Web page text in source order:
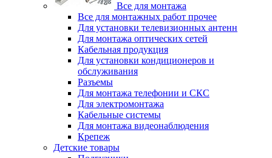
Все для монтажа
Все для монтажных работ прочее
Для установки телевизионных антенн
Для монтажа оптических сетей
Кабельная продукция
Для установки кондиционеров и
обслуживания
Разъемы
Для монтажа телефонии и СКС
Для электромонтажа
Кабельные системы
Для монтажа видеонаблюдения
Крепеж
Детские товары